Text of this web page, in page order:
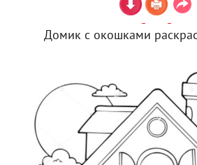
Домик с окошками